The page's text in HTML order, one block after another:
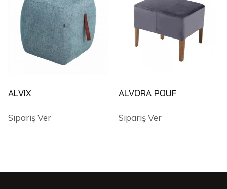
ALVIX
Sipariş Ver
ALVORA POUF
Sipariş Ver